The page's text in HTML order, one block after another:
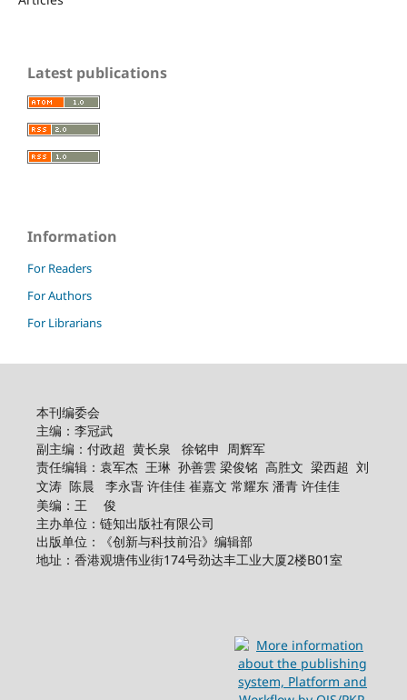
Latest publications
Information
For Readers
For Authors
For Librarians
本刊编委会
主编：李冠武
副主编：付政超 黄长泉 徐铭申 周辉军
责任编辑：袁军杰 王琳 孙善雲 梁俊铭 高胜文 梁西超 刘
文涛 陈晨
李永旾 许佳佳 崔嘉文 常耀东 潘青 许佳佳
美编：王 俊
主办单位：链知出版社有限公司
出版单位：《创新与科技前沿》编辑部
地址：香港观塘伟业街174号劲达丰工业大厦2楼B01室